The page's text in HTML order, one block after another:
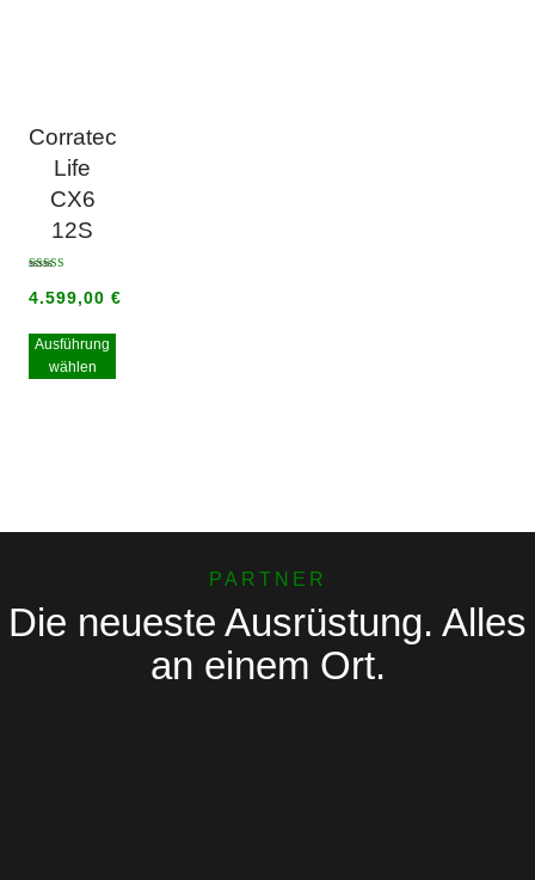
Corratec
Life
CX6
12S
5.00
von 5
4.599,00 €
Ausführung
wählen
PARTNER
Die neueste Ausrüstung. Alles
an einem Ort.